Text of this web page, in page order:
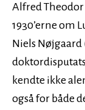
Alfred Theodor
1930’erne om
Niels Nøjgaard
kendte ikke
også for både